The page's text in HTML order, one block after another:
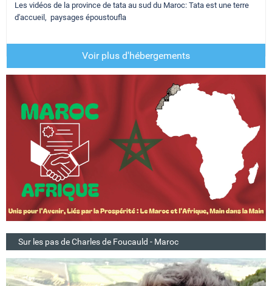
Les vidéos de la province de tata au sud du Maroc: Tata est une terre
d'accueil, paysages époustoufla
Voir plus d'hébergements
Sur les pas de Charles de Foucauld - Maroc